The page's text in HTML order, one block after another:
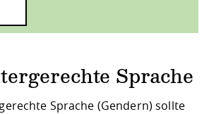
Sprache
Sprache (Gendern) sollte